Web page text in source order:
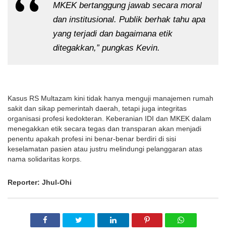
MKEK bertanggung jawab secara moral
dan institusional. Publik berhak tahu apa
yang terjadi dan bagaimana etik
ditegakkan,” pungkas Kevin.
Kasus RS Multazam kini tidak hanya menguji manajemen rumah
sakit dan sikap pemerintah daerah, tetapi juga integritas
organisasi profesi kedokteran. Keberanian IDI dan MKEK dalam
menegakkan etik secara tegas dan transparan akan menjadi
penentu apakah profesi ini benar-benar berdiri di sisi
keselamatan pasien atau justru melindungi pelanggaran atas
nama solidaritas korps.
Reporter: Jhul-Ohi